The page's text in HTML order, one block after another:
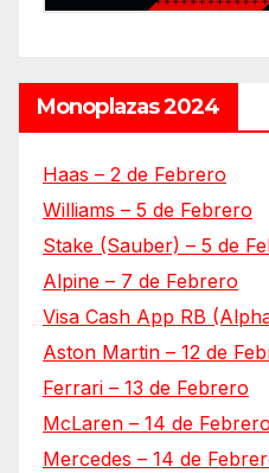
Monoplazas 2024
Haas – 2 de Febrero
Williams – 5 de Febrero
Stake (Sauber) – 5 de
Alpine – 7 de Febrero
Visa Cash App RB
Aston Martin – 12 de
Ferrari – 13 de Febrero
McLaren – 14 de Febrero
Mercedes – 14 de